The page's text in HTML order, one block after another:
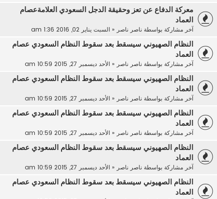
معركة الدفاع عن تعز وحقيقة الدجل السعودي العلامةعصام
العماد
آخر مشاركة بواسطة ناصر ناصر« السبت يناير 02, 2016 1:36 am
النظام الصهيوني سيسقط بعد سقوط النظام السعودي عصام
العماد
آخر مشاركة بواسطة ناصر ناصر« الأحد ديسمبر 27, 2015 10:59 am
النظام الصهيوني سيسقط بعد سقوط النظام السعودي عصام
العماد
آخر مشاركة بواسطة ناصر ناصر« الأحد ديسمبر 27, 2015 10:59 am
النظام الصهيوني سيسقط بعد سقوط النظام السعودي عصام
العماد
آخر مشاركة بواسطة ناصر ناصر« الأحد ديسمبر 27, 2015 10:59 am
النظام الصهيوني سيسقط بعد سقوط النظام السعودي عصام
العماد
آخر مشاركة بواسطة ناصر ناصر« الأحد ديسمبر 27, 2015 10:59 am
النظام الصهيوني سيسقط بعد سقوط النظام السعودي عصام
العماد